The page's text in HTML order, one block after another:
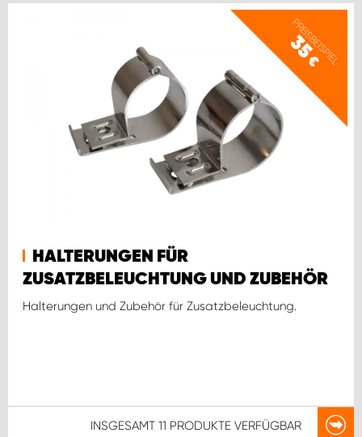
PREISBEISPIEL
35
€
HALTERUNGEN FÜR
ZUSATZBELEUCHTUNG UND ZUBEHÖR
Halterungen und Zubehör für Zusatzbeleuchtung.
INSGESAMT 11 PRODUKTE VERFÜGBAR